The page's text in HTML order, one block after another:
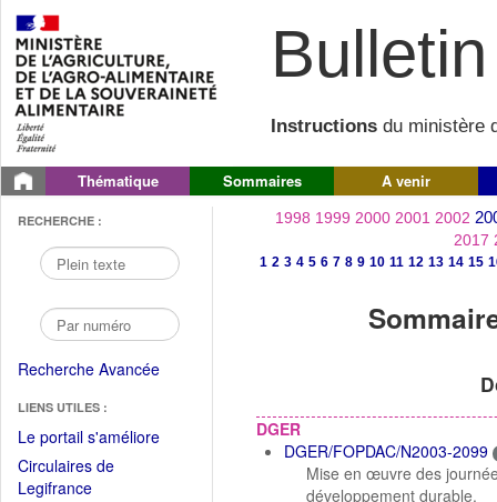
Instructions du ministère
Thématique Sommaires A venir
RECHERCHE :
Recherche Avancée
LIENS UTILES :
Le portail s'améliore(Fichier
Circulaires de
Legifrance(Ouvrir
1998 1999 2000 2001 2002
2017
1 2 3 4 5 6 7 8 9 10 11 12 13 14 15
DGER
DGER/FOPDAC/N2003-2099
Mise en œuvre des
développement durable.